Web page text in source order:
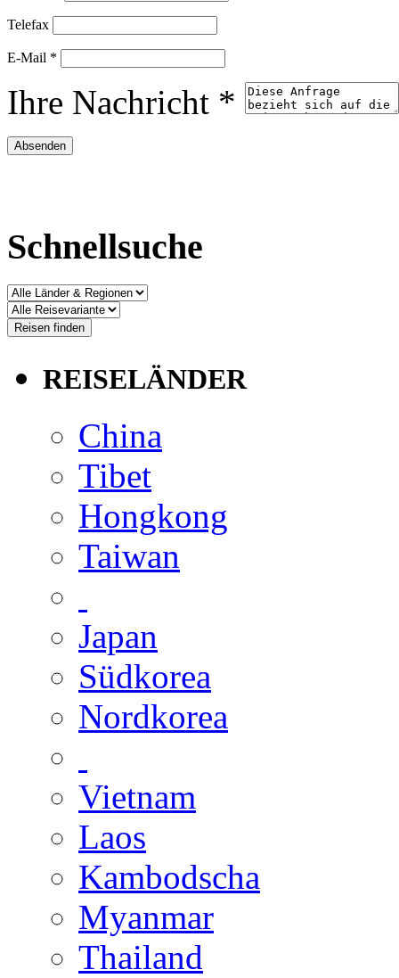
Telefax
E-Mail *
Ihre Nachricht *
Schnellsuche
REISELÄNDER
China
Tibet
Hongkong
Taiwan
Japan
Südkorea
Nordkorea
Vietnam
Laos
Kambodscha
Myanmar
Thailand